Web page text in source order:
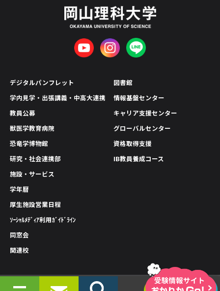
デジタルパンフレット
学内見学・出張講義・中高大連携
教員公募
獣医学教育病院
恐竜学博物館
研究・社会連携部
図書館
情報基盤センター
キャリア支援センター
グローバルセンター
資格取得支援
IB教員養成コース
施設・サービス
学年暦
厚生施設営業日程
ｿｰｼｬﾙﾒﾃﾞｨｱ利用ｶﾞｲﾄﾞﾗｲﾝ
同窓会
関連校
情報公開
プライバシーポリシー